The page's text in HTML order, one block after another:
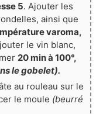
5. Ajouter les
ainsi que
varoma,
le vin blanc,
20 min à 100°,
le gobelet).
au rouleau sur le
le moule (beurré